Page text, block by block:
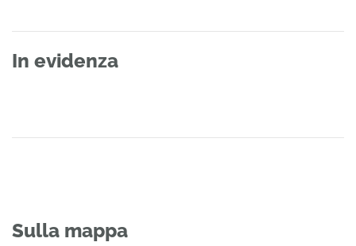
In evidenza
Sulla mappa